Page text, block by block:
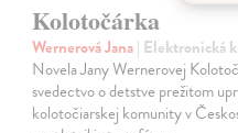
Kolotočárka
Wernerová Jana| Elektronická
Novela Jany Wernerovej
svedectvo o detstve prežitom
kolotočiarskej komunity v